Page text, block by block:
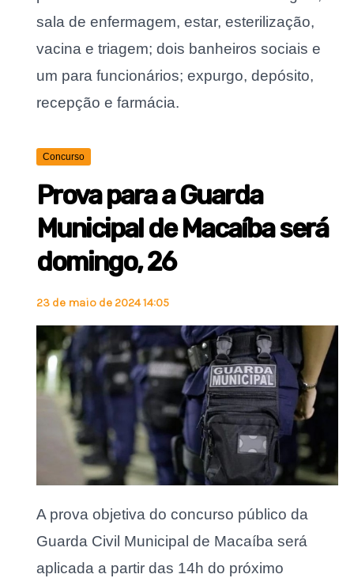
sala de enfermagem, estar, esterilização,
vacina e triagem; dois banheiros sociais e
um para funcionários; expurgo, depósito,
recepção e farmácia.
Concurso
Prova para a Guarda
Municipal de Macaíba será
domingo, 26
23 de maio de 2024 14:05
A prova objetiva do concurso público da
Guarda Civil Municipal de Macaíba será
aplicada a partir das 14h do próximo